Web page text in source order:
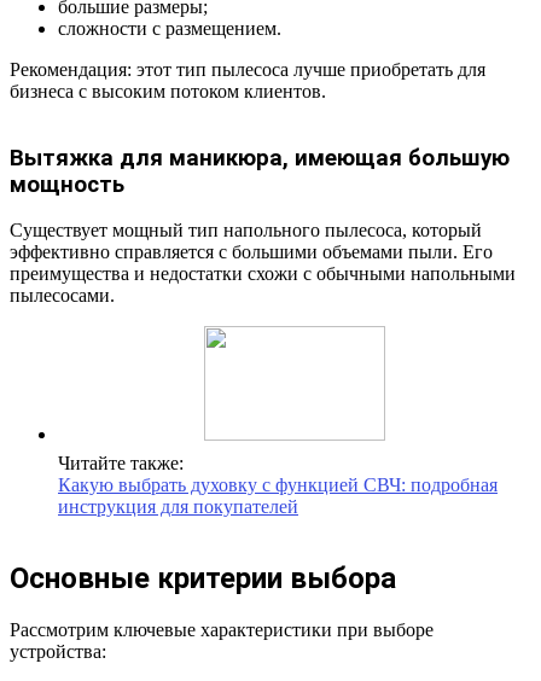
большие размеры;
сложности с размещением.
Рекомендация: этот тип пылесоса лучше приобретать для
бизнеса с высоким потоком клиентов.
Вытяжка для маникюра, имеющая большую
мощность
Существует мощный тип напольного пылесоса, который
эффективно справляется с большими объемами пыли. Его
преимущества и недостатки схожи с обычными напольными
пылесосами.
Читайте также:
Какую выбрать духовку с функцией СВЧ: подробная
инструкция для покупателей
Основные критерии выбора
Рассмотрим ключевые характеристики при выборе
устройства: